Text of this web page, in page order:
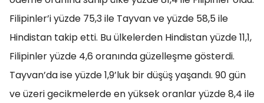
Filipinler’i yüzde 75,3 ile Tayvan ve yüzde 58,5 ile
Hindistan takip etti. Bu ülkelerden Hindistan yüzde 11,1,
Filipinler yüzde 4,6 oranında güzelleşme gösterdi.
Tayvan’da ise yüzde 1,9’luk bir düşüş yaşandı. 90 gün
ve üzeri gecikmelerde en yüksek oranlar yüzde 8,4 ile